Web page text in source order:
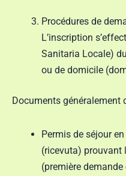
Procédures de
L’inscription
Sanitaria Locale)
ou de domicile
Documents généralement
Permis de séjour
(ricevuta) prouvant
(première